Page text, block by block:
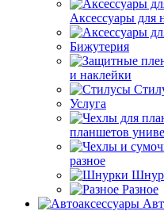
Аксессуары для
Бижутерия
и наклейки
Услуга
планшетов
разное
Разное